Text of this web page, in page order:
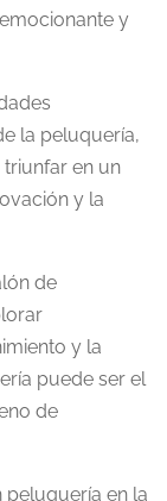
y
la peluquería,
en un
y la
de
y la
puede ser el
de
peluquería en la